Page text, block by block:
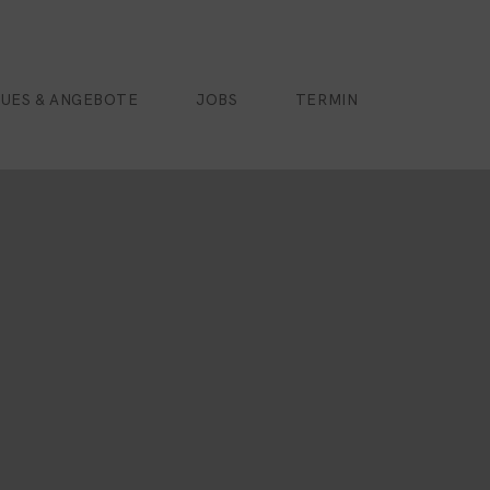
& ANGEBOTE JOBS TERMIN